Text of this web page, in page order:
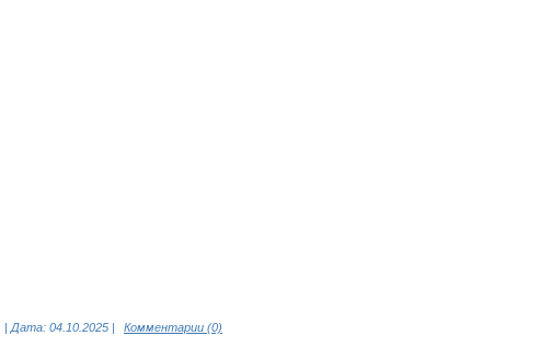
| Дата: 04.10.2025 | Комментарии (0)